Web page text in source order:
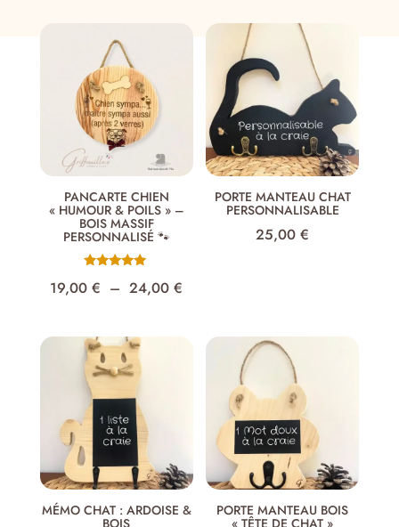
PANCARTE CHIEN
« HUMOUR & POILS » –
BOIS MASSIF
PERSONNALISÉ 🐾
5.00
19,00€ – 24,00€
prix :
24,00 €
PORTE MANTEAU CHAT
PERSONNALISABLE
25,00€
MÉMO CHAT : ARDOISE &
BOIS
PORTE MANTEAU BOIS
« TÊTE DE CHAT »